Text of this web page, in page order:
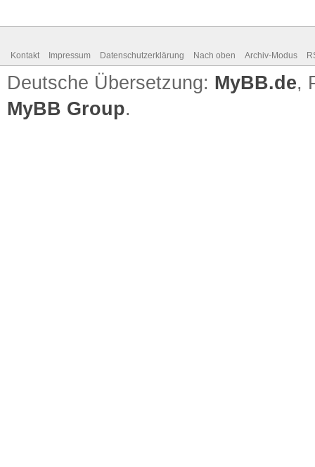
Kontakt Impressum Datenschutzerklärung Nach oben Archiv-Modus
Deutsche Übersetzung: MyBB.de,
MyBB Group.